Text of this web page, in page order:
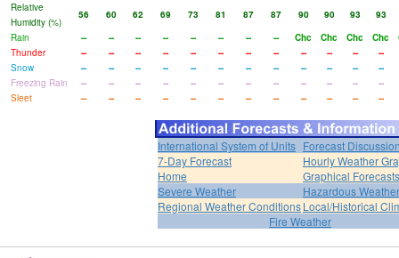
Relative
Humidity (%)
56 60 62 69 73 81 87 87 90 90 93
93
Rain
-- -- -- -- -- -- -- -- Chc Chc Chc Chc
Thunder
-- -- -- -- -- -- -- -- -- -- --
--
Snow
-- -- -- -- -- -- -- -- -- -- --
--
Freezing Rain
-- -- -- -- -- -- -- -- -- -- --
--
Sleet
-- -- -- -- -- -- -- -- -- -- -- --
International System of Units Forecast
7-Day Forecast
Hourly Weather
Home
Graphical Forecasts
Severe Weather
Hazardous
Regional Weather ConditionsLocal/Historical
Fire Weather